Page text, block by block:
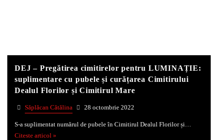
DEJ – Pregătirea cimitirelor pentru LUMINAȚIE:
suplimentare cu pubele și curățarea Cimitirului
Dealul Florilor și Cimitirul Mare
Săplăcan Cătălina 28 octombrie 2022
S-a suplimentat numărul de pubele în Cimitirul Dealul Florilor și…
Citeste articol »